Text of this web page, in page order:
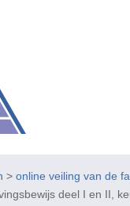
> online veiling van de
deel I en II,